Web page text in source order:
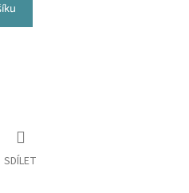
SDÍLET